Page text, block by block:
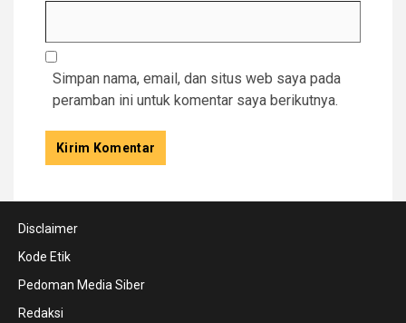
Simpan nama, email, dan situs web saya pada
peramban ini untuk komentar saya berikutnya.
Disclaimer
Kode Etik
Pedoman Media Siber
Redaksi